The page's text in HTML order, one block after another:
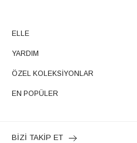
ELLE
YARDIM
ÖZEL KOLEKSİYONLAR
EN POPÜLER
BİZİ TAKİP ET